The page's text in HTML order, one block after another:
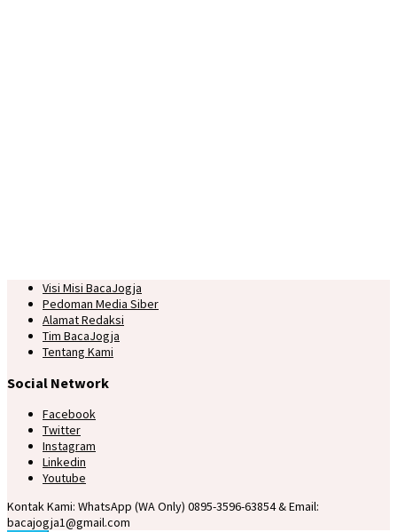
Visi Misi BacaJogja
Pedoman Media Siber
Alamat Redaksi
Tim BacaJogja
Tentang Kami
Social Network
Facebook
Twitter
Instagram
Linkedin
Youtube
Kontak Kami: WhatsApp (WA Only) 0895-3596-63854 & Email:
bacajogja1@gmail.com